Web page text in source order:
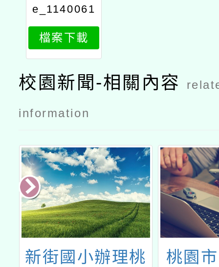
e_1140061
294_attach
1
檔案下載
校園新聞-相關內容
information
新街國小辦理桃
桃園